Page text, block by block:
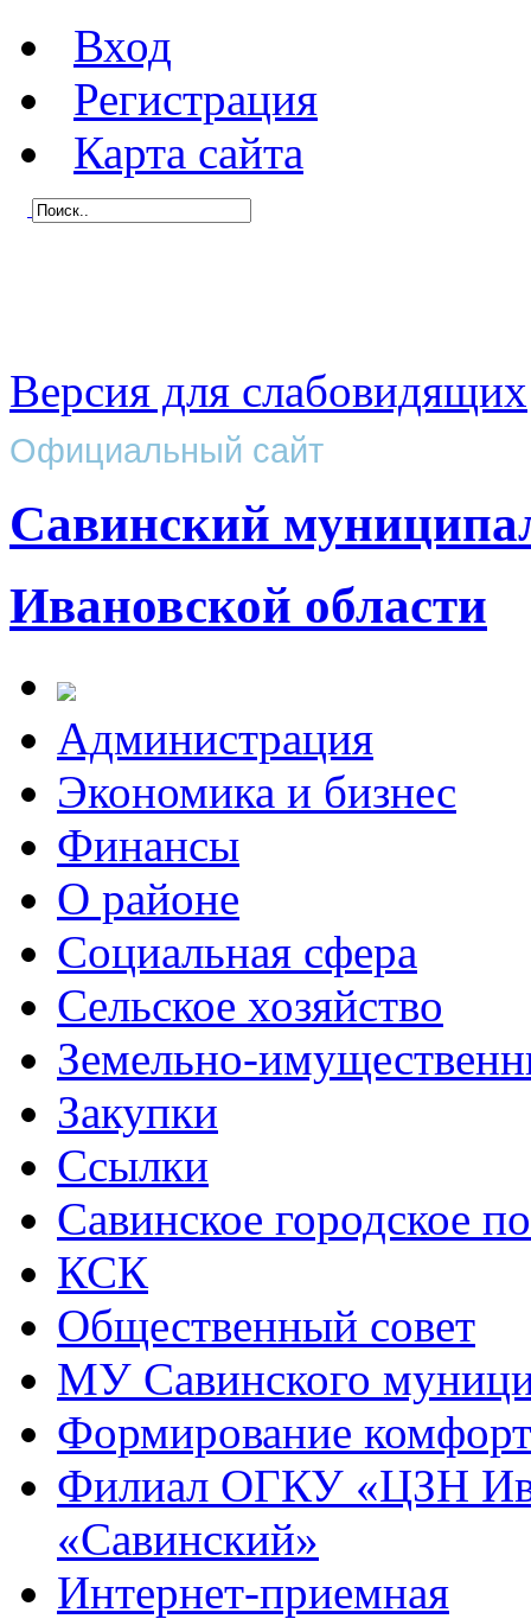
Вход
Регистрация
Карта сайта
Версия для слабовидящих
Официальный сайт
Савинский
Ивановской области
Администрация
Экономика и бизнес
Финансы
О районе
Социальная сфера
Сельское хозяйство
Земельно-
Закупки
Ссылки
Савинское городское
КСК
Общественный совет
МУ Савинского
Формирование
Филиал ОГКУ «ЦЗН
«Савинский»
Интернет-приемная